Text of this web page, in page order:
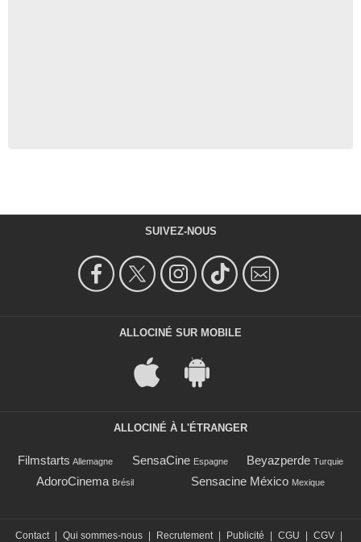
SUIVEZ-NOUS
ALLOCINÉ SUR MOBILE
ALLOCINÉ À L'ÉTRANGER
Filmstarts Allemagne SensaCine Espagne Beyazperde Turquie
AdoroCinema Brésil Sensacine México Mexique
Contact | Qui sommes-nous | Recrutement | Publicité | CGU | CGV |